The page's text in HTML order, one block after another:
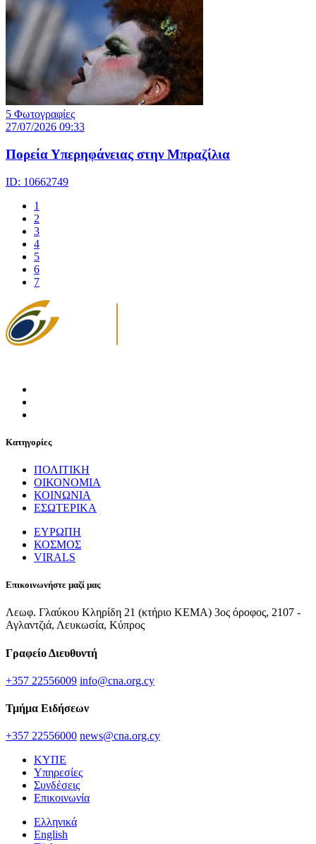
5 Φωτογραφίες
27/07/2026 09:33
Πορεία Υπερηφάνειας στην Μπραζίλια
ID: 10662749
1
2
3
4
5
6
7
Κατηγορίες
ΠΟΛΙΤΙΚΗ
ΟΙΚΟΝΟΜΙΑ
ΚΟΙΝΩΝΙΑ
ΕΣΩΤΕΡΙΚΑ
ΕΥΡΩΠΗ
ΚΟΣΜΟΣ
VIRALS
Επικοινωνήστε μαζί μας
Λεωφ. Γλαύκου Κληρίδη 21 (κτήριο ΚΕΜΑ) 3ος όροφος, 2107 -
Αγλαντζιά, Λευκωσία, Κύπρος
Γραφείο Διευθυντή
+357 22556009 info@cna.org.cy
Τμήμα Ειδήσεων
+357 22556000 news@cna.org.cy
ΚΥΠΕ
Υπηρεσίες
Συνδέσεις
Επικοινωνία
Ελληνικά
English